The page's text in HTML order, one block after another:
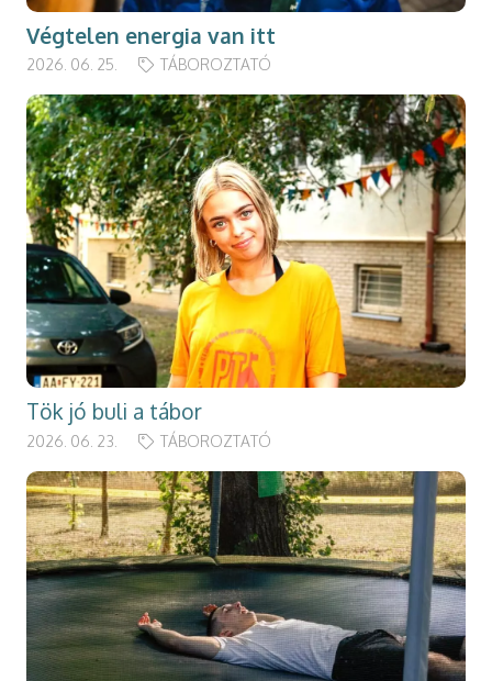
Végtelen energia van itt
2026. 06. 25. TÁBOROZTATÓ
Tök jó buli a tábor
2026. 06. 23. TÁBOROZTATÓ